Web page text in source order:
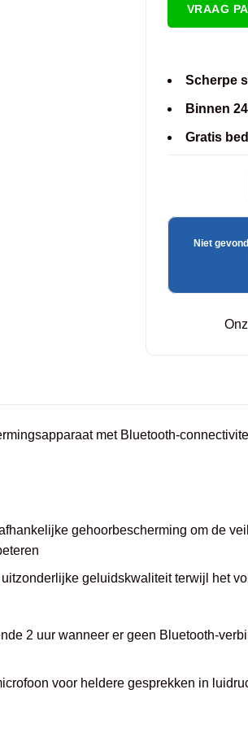
VRAAG
Scherpe
Binnen
Gratis
Niet
met Bluetooth-
gehoorbescherming om de
uitzonderlijke geluidskwaliteit terwijl het
2 uur wanneer er geen Bluetooth-
voor heldere gesprekken in